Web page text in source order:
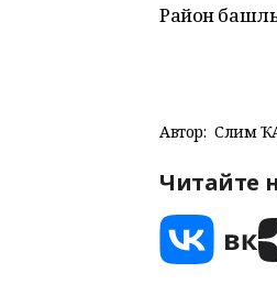
Район
Автор: Сәлимә
Читайте